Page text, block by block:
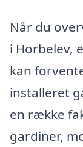
Når du
i Horbelev,
kan
installeret
en række
gardiner,